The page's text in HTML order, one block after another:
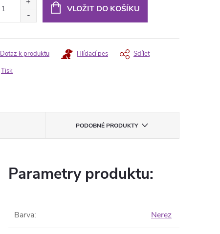
VLOŽIT DO KOŠÍKU
Tisk
Dotaz k produktu Hlídací pes Sdílet
PODOBNÉ PRODUKTY
Parametry produktu:
Barva: Nerez